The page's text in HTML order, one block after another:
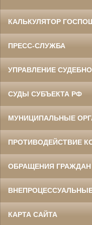
КАЛЬКУЛЯТОР
ПРЕСС-СЛУЖБА
УПРАВЛЕНИЕ
СУДЫ СУБЪЕКТА РФ
МУНИЦИПАЛЬНЫЕ
ПРОТИВОДЕЙСТВИЕ
ОБРАЩЕНИЯ ГРАЖДАН
КАРТА САЙТА